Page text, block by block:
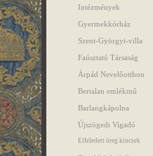
Intézmények
Gyermekkórház
Szent-Györgyi-villa
Faúsztató Társaság
Árpád Nevelőotthon
Bertalan emlékmű
Barlangkápolna
Újszögedi Vigadó
Elfeledett öreg kincsek